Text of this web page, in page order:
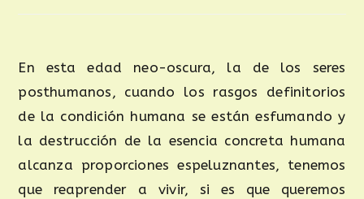
En esta edad neo-oscura, la de los seres
posthumanos, cuando los rasgos definitorios
de la condición humana se están esfumando y
la destrucción de la esencia concreta humana
alcanza proporciones espeluznantes, tenemos
que reaprender a vivir, si es que queremos